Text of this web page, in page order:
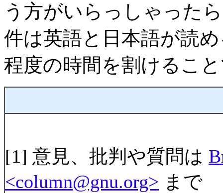
う方がいらっしゃった
件は英語と日本語が読
程度の時間を割けるこ
[1] 意見、批判や質問は
<column@gnu.org> まで